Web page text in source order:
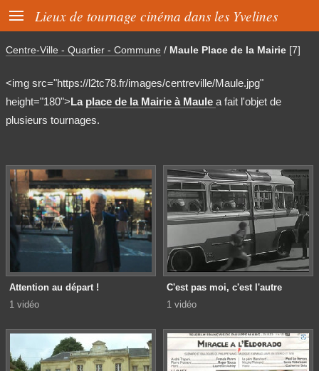
 Lieux de tournage cinéma dans les Yvelines
Centre-Ville - Quartier - Commune / Maule Place de la Mairie [7]
<img src="https://l2tc78.fr/images/centreville/Maule.jpg"
height="180">La place de la Mairie à Maule a fait l'objet de
plusieurs tournages.
Attention au départ !
1 vidéo
C'est pas moi, c'est l'autre
1 vidéo